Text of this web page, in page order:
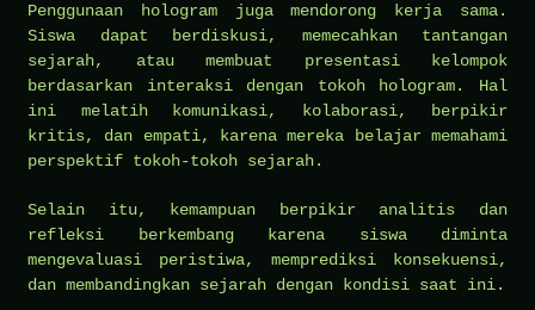
Penggunaan hologram juga mendorong kerja sama.
Siswa dapat berdiskusi, memecahkan tantangan
sejarah, atau membuat presentasi kelompok
berdasarkan interaksi dengan tokoh hologram. Hal
ini melatih komunikasi, kolaborasi, berpikir
kritis, dan empati, karena mereka belajar memahami
perspektif tokoh-tokoh sejarah.
Selain itu, kemampuan berpikir analitis dan
refleksi berkembang karena siswa diminta
mengevaluasi peristiwa, memprediksi konsekuensi,
dan membandingkan sejarah dengan kondisi saat ini.